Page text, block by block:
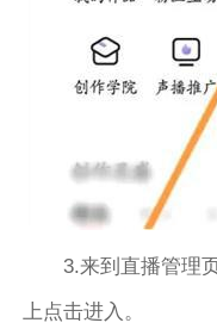
3.来到直播管理页
上点击进入。